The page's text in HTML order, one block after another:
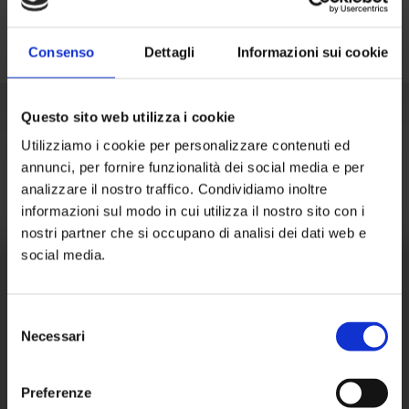
Consenso Dettagli Informazioni sui cookie
Questo sito web utilizza i cookie
Utilizziamo i cookie per personalizzare contenuti ed
annunci, per fornire funzionalità dei social media e per
analizzare il nostro traffico. Condividiamo inoltre
informazioni sul modo in cui utilizza il nostro sito con i
nostri partner che si occupano di analisi dei dati web e
social media.
delNecessari
Preferenze